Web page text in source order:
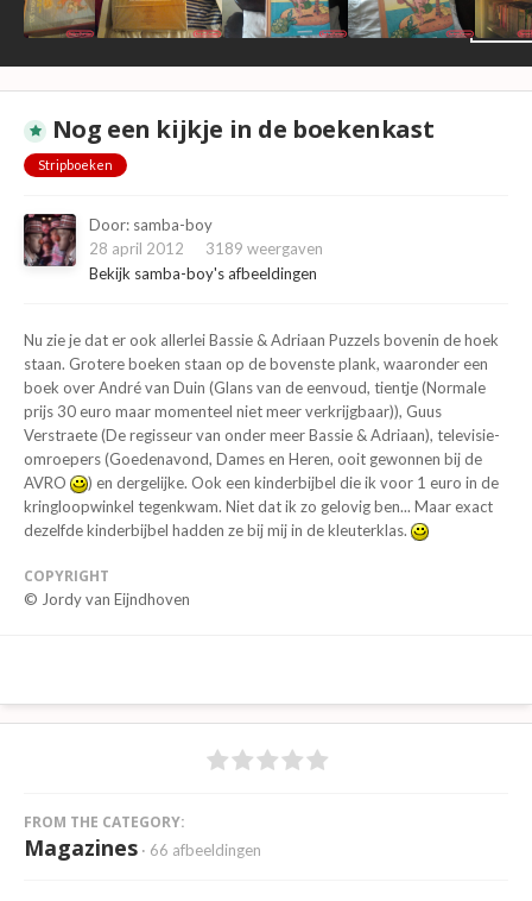
Nog een kijkje in de boekenkast
Stripboeken
Door: samba-boy
28 april 2012
3189 weergaven
Bekijk samba-boy's afbeeldingen
Nu zie je dat er ook allerlei Bassie & Adriaan Puzzels bovenin de hoek
staan. Grotere boeken staan op de bovenste plank, waaronder een
boek over André van Duin (Glans van de eenvoud, tientje (Normale
prijs 30 euro maar momenteel niet meer verkrijgbaar)), Guus
Verstraete (De regisseur van onder meer Bassie & Adriaan), televisie-
omroepers (Goedenavond, Dames en Heren, ooit gewonnen bij de
AVRO
) en dergelijke. Ook een kinderbijbel die ik voor 1 euro in de
kringloopwinkel tegenkwam. Niet dat ik zo gelovig ben... Maar exact
dezelfde kinderbijbel hadden ze bij mij in de kleuterklas.
COPYRIGHT
© Jordy van Eijndhoven
FROM THE CATEGORY:
Magazines · 66 afbeeldingen